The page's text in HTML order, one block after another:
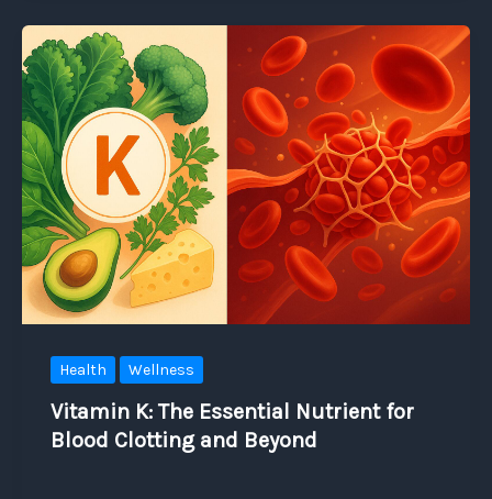
Health Wellness
Vitamin K: The Essential Nutrient for
Blood Clotting and Beyond